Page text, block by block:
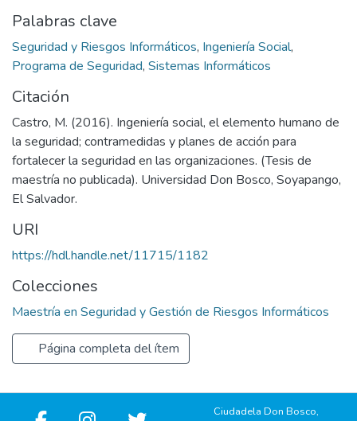
Palabras clave
Seguridad y Riesgos Informáticos, Ingeniería Social,
Programa de Seguridad, Sistemas Informáticos
Citación
Castro, M. (2016). Ingeniería social, el elemento humano de
la seguridad; contramedidas y planes de acción para
fortalecer la seguridad en las organizaciones. (Tesis de
maestría no publicada). Universidad Don Bosco, Soyapango,
El Salvador.
URI
https://hdl.handle.net/11715/1182
Colecciones
Maestría en Seguridad y Gestión de Riesgos Informáticos
Página completa del ítem
Ciudadela Don Bosco,